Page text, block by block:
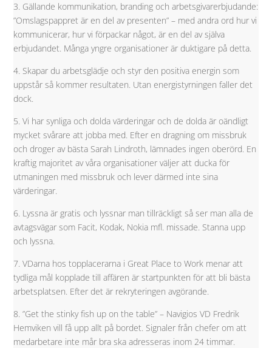
3. Gällande kommunikation, branding och arbetsgivarerbjudande:
”Omslagspappret är en del av presenten” – med andra ord hur vi
kommunicerar, hur vi förpackar något, är en del av själva
erbjudandet. Många yngre organisationer är duktigare på detta.
4. Skapar du arbetsglädje och styr den positiva energin som
uppstår så kommer resultaten. Utan energistyrningen faller det
dock.
5. Vi har synliga och dolda värderingar och de dolda är oändligt
mycket svårare att jobba med. Efter en dragning om missbruk
och droger av bästa Sarah Lindroth, lämnades ingen oberörd. En
kraftig majoritet av våra organisationer väljer att ducka för
utmaningen med missbruk och lever därmed inte sina
värderingar.
6. Lyssna är gratis och lyssnar man tillräckligt så ser man alla de
avtagsvägar som Facit, Kodak, Nokia mfl. missade. Stanna upp
och lyssna.
7. VDarna hos topplacerarna i Great Place to Work menar att
tydliga mål kopplade till affären är startpunkten för att bli bästa
arbetsplatsen. Efter det är rekryteringen avgörande.
8. ”Get the stinky fish up on the table” – Navigios VD Fredrik
Hemviken vill få upp allt på bordet. Signaler från chefer om att
medarbetare inte mår bra ska adresseras inom 24 timmar.